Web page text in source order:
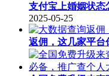
支付宝上婚姻状态
2025-05-25
返佣，这几家平台